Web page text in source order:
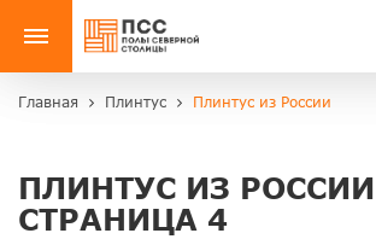
Главная Плинтус Плинтус из России
ПЛИНТУС ИЗ
СТРАНИЦА 4